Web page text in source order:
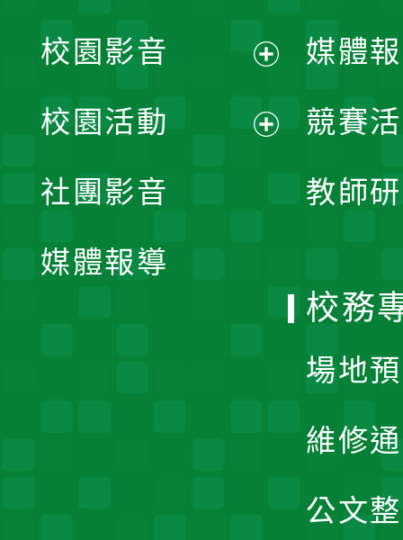
媒體
競賽
教師
校園影音
開
校園活動
社團影音
媒體報導
校務
場地
維修
公文